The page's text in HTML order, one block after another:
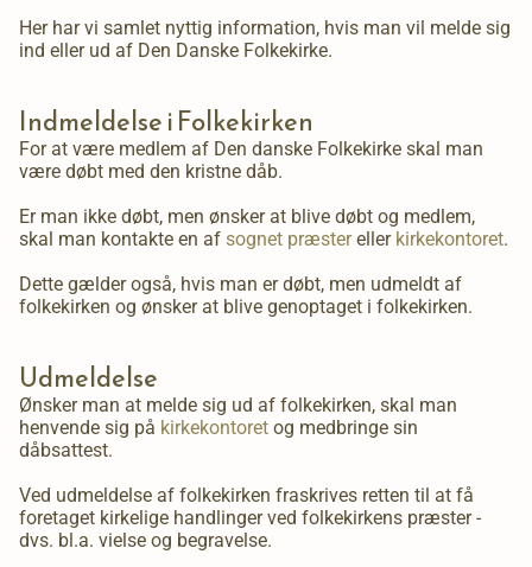
Her har vi samlet nyttig information, hvis man vil melde sig
ind eller ud af Den Danske Folkekirke.
Indmeldelse i Folkekirken
For at være medlem af Den danske Folkekirke skal man
være døbt med den kristne dåb.
Er man ikke døbt, men ønsker at blive døbt og medlem,
skal man kontakte en af sognet præstereller kirkekontoret.
Dette gælder også, hvis man er døbt, men udmeldt af
folkekirken og ønsker at blive genoptaget i folkekirken.
Udmeldelse
Ønsker man at melde sig ud af folkekirken, skal man
henvende sig på kirkekontoret og medbringe sin
dåbsattest.
Ved udmeldelse af folkekirken fraskrives retten til at få
foretaget kirkelige handlinger ved folkekirkens præster -
dvs. bl.a. vielse og begravelse.